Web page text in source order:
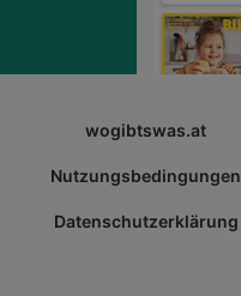
wogibtswas.at
Nutzungsbedingungen
Datenschutzerklärung